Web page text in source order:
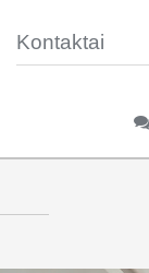
Kontaktai